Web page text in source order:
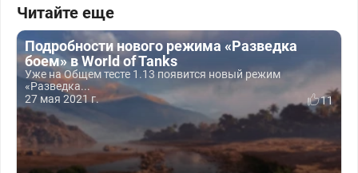
Читайте еще
Подробности нового режима «Разведка
боем» в World of Tanks
Уже на Общем тесте 1.13 появится новый режим
«Разведка...
27 мая 2021 г.
11